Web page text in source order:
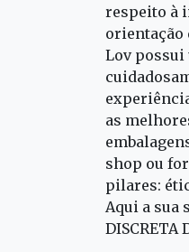
respeito à
orientação
Lov possui
as
shop ou
pilares:
Aqui a sua
DISCRETA